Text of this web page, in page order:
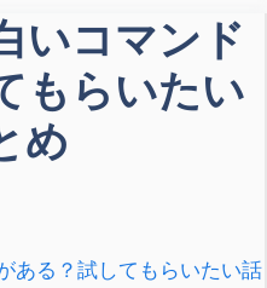
いコマンド
もらいたい
め